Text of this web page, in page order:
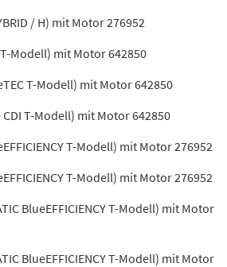
/ H) mit Motor 276952
T-Modell) mit Motor 642850
T-Modell) mit Motor 642850
CDI T-Modell) mit Motor 642850
T-Modell) mit Motor 276952
T-Modell) mit Motor 276952
BlueEFFICIENCY T-Modell) mit Motor
BlueEFFICIENCY T-Modell) mit Motor